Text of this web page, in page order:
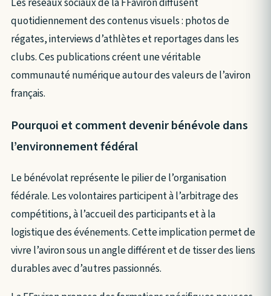
quotidiennement des contenus visuels : photos de
régates, interviews d’athlètes et reportages dans les
clubs. Ces publications créent une véritable
communauté numérique autour des valeurs de l’aviron
français.
Pourquoi et comment devenir bénévole dans
l’environnement fédéral
Le bénévolat représente le pilier de l’organisation
fédérale. Les volontaires participent à l’arbitrage des
compétitions, à l’accueil des participants et à la
logistique des événements. Cette implication permet de
vivre l’aviron sous un angle différent et de tisser des liens
durables avec d’autres passionnés.